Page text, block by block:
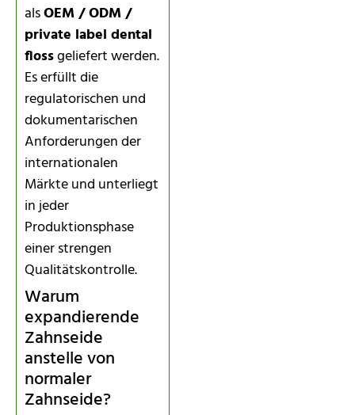
alsOEM / ODM /
private label dental
flossgeliefert werden.
Es erfüllt die
regulatorischen und
dokumentarischen
Anforderungen der
internationalen
Märkte und unterliegt
in jeder
Produktionsphase
einer strengen
Qualitätskontrolle.
Warum
expandierende
Zahnseide
anstelle von
normaler
Zahnseide?